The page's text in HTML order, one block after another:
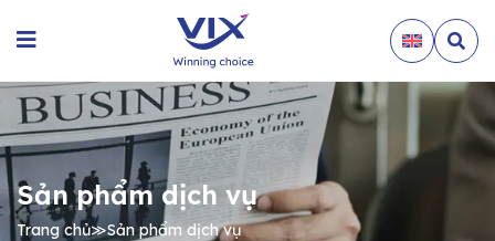
Sản phẩm dịch vụ
Trang chủ≫Sản phẩm dịch vụ